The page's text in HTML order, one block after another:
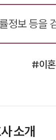
#이혼
소개